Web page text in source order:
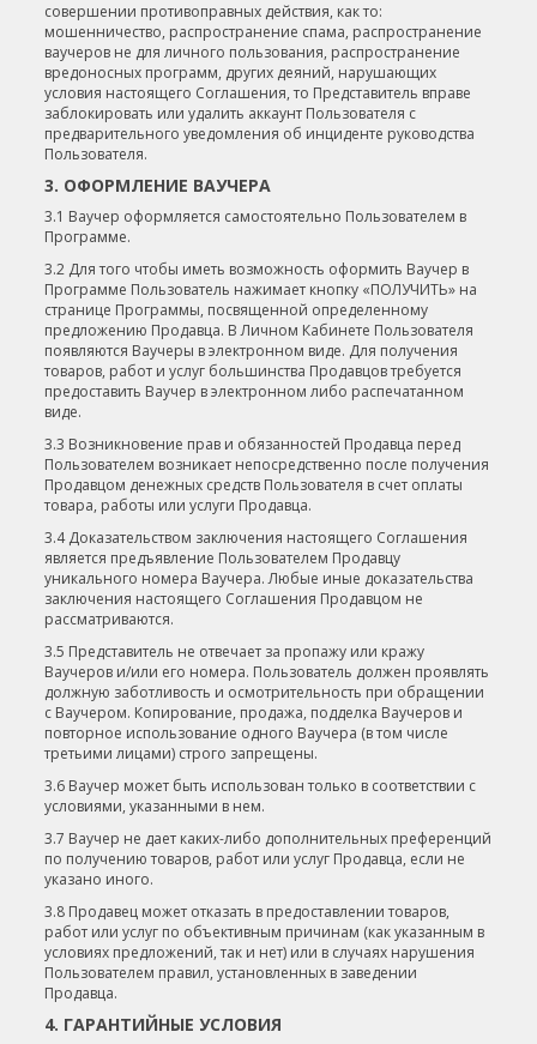
совершении противоправных действия, как то:
мошенничество, распространение спама, распространение
ваучеров не для личного пользования, распространение
вредоносных программ, других деяний, нарушающих
условия настоящего Соглашения, то Представитель вправе
заблокировать или удалить аккаунт Пользователя с
предварительного уведомления об инциденте руководства
Пользователя.
3. ОФОРМЛЕНИЕ ВАУЧЕРА
3.1 Ваучер оформляется самостоятельно Пользователем в
Программе.
3.2 Для того чтобы иметь возможность оформить Ваучер в
Программе Пользователь нажимает кнопку «ПОЛУЧИТЬ» на
странице Программы, посвященной определенному
предложению Продавца. В Личном Кабинете Пользователя
появляются Ваучеры в электронном виде. Для получения
товаров, работ и услуг большинства Продавцов требуется
предоставить Ваучер в электронном либо распечатанном
виде.
3.3 Возникновение прав и обязанностей Продавца перед
Пользователем возникает непосредственно после получения
Продавцом денежных средств Пользователя в счет оплаты
товара, работы или услуги Продавца.
3.4 Доказательством заключения настоящего Соглашения
является предъявление Пользователем Продавцу
уникального номера Ваучера. Любые иные доказательства
заключения настоящего Соглашения Продавцом не
рассматриваются.
3.5 Представитель не отвечает за пропажу или кражу
Ваучеров и/или его номера. Пользователь должен проявлять
должную заботливость и осмотрительность при обращении
с Ваучером. Копирование, продажа, подделка Ваучеров и
повторное использование одного Ваучера (в том числе
третьими лицами) строго запрещены.
3.6 Ваучер может быть использован только в соответствии с
условиями, указанными в нем.
3.7 Ваучер не дает каких-либо дополнительных преференций
по получению товаров, работ или услуг Продавца, если не
указано иного.
3.8 Продавец может отказать в предоставлении товаров,
работ или услуг по объективным причинам (как указанным в
условиях предложений, так и нет) или в случаях нарушения
Пользователем правил, установленных в заведении
Продавца.
4. ГАРАНТИЙНЫЕ УСЛОВИЯ